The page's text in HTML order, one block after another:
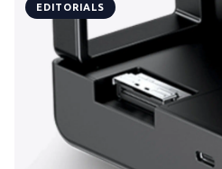
EDITORIALS